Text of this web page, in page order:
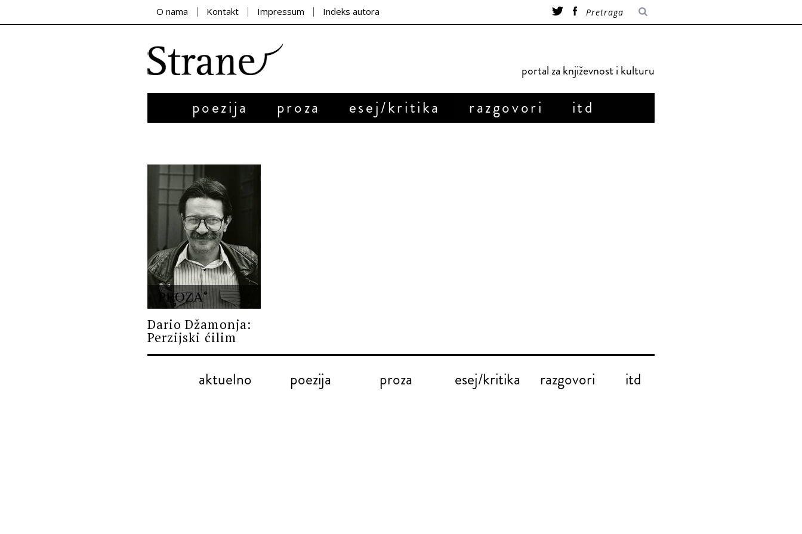
O nama Kontakt Impressum Indeks autora
portal za književnost i kulturu
poezija proza esej/kritika razgovori itd
PROZA
Dario Džamonja:
Perzijski ćilim
aktuelno poezija proza esej/kritika razgovori itd